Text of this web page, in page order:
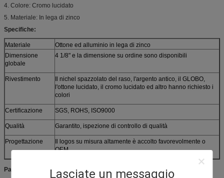
Lasciate un messaggio
4. Colore: Cromo lucidato
5. Materiale: In lega di zinco
Specifiche:
Materiale
Ottone ed alluminio in lega di zinco
Dimensione
globale
4 1/8" e la dimensione su ordine sono disponibili
Rivestimento
Il nichel spazzolato del raso, l'argento antico, il GLOBO,
l'ottone lucidato, il cromo lucidato ed altro hanno richiesto i
colori
Certificazione SGS, ROHS, ISO9000
Qualità Garantito, ispezione di controllo di qualità
Progettazione
Il logos su misura altamente è accolto favorevolmente o
OEM
Pacchetto: